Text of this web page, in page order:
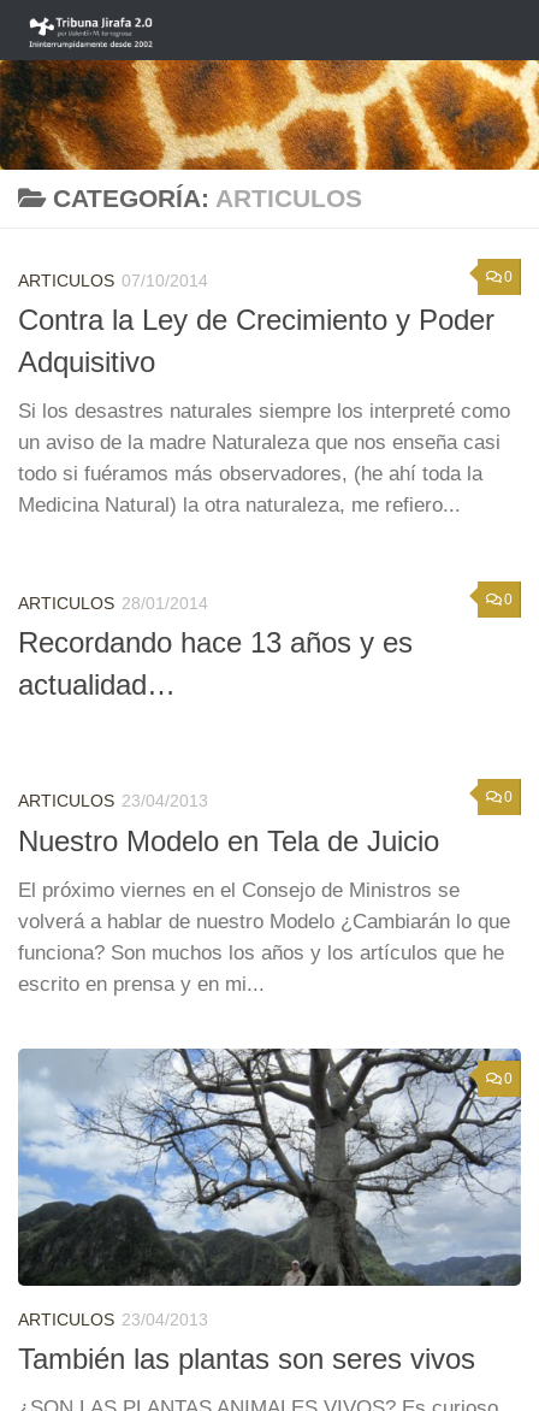
Saltar al contenido
CATEGORÍA: ARTICULOS
0
ARTICULOS 07/10/2014
Contra la Ley de Crecimiento y Poder
Adquisitivo
Si los desastres naturales siempre los interpreté como
un aviso de la madre Naturaleza que nos enseña casi
todo si fuéramos más observadores, (he ahí toda la
Medicina Natural) la otra naturaleza, me refiero...
0
ARTICULOS 28/01/2014
Recordando hace 13 años y es
actualidad…
0
ARTICULOS 23/04/2013
Nuestro Modelo en Tela de Juicio
El próximo viernes en el Consejo de Ministros se
volverá a hablar de nuestro Modelo ¿Cambiarán lo que
funciona? Son muchos los años y los artículos que he
escrito en prensa y en mi...
0
ARTICULOS 23/04/2013
También las plantas son seres vivos